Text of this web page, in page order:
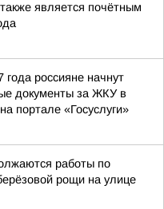
является почётным
года россияне начнут
документы за ЖКУ в
портале «Госуслуги»
работы по
рощи на улице